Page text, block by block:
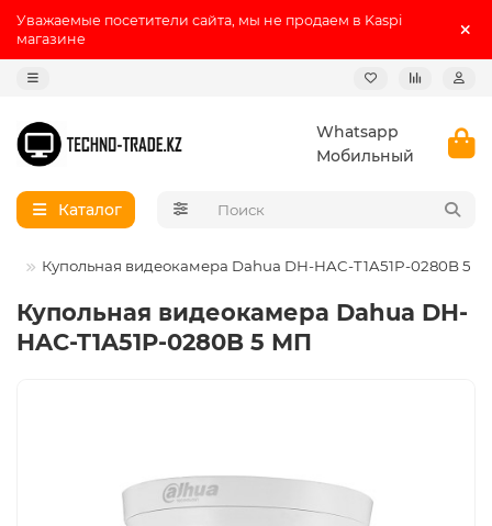
Уважаемые посетители сайта, мы не продаем в Kaspi
магазине
Whatsapp
Мобильный
Каталог
Купольная видеокамера Dahua DH-HAC-T1A51P-0280B 5
Купольная видеокамера Dahua DH-
HAC-T1A51P-0280B 5 МП